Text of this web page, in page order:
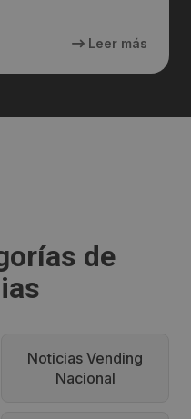
Leer más
de
Noticias Vending
Nacional